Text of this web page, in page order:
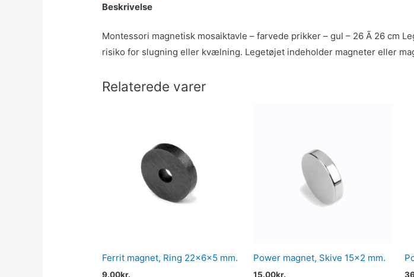
Beskrivelse
Montessori magnetisk mosaiktavle – farvede prikker – gul – 26 Ã 26 cm
risiko for slugning eller kvælning. Legetøjet indeholder magneter eller
Relaterede varer
Ferrit magnet, Ring 22x6x5 mm.
9.00kr.
Power magnet, Skive 15×2 mm.
15.00kr.